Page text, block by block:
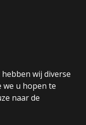
wij diverse
u hopen te
naar de